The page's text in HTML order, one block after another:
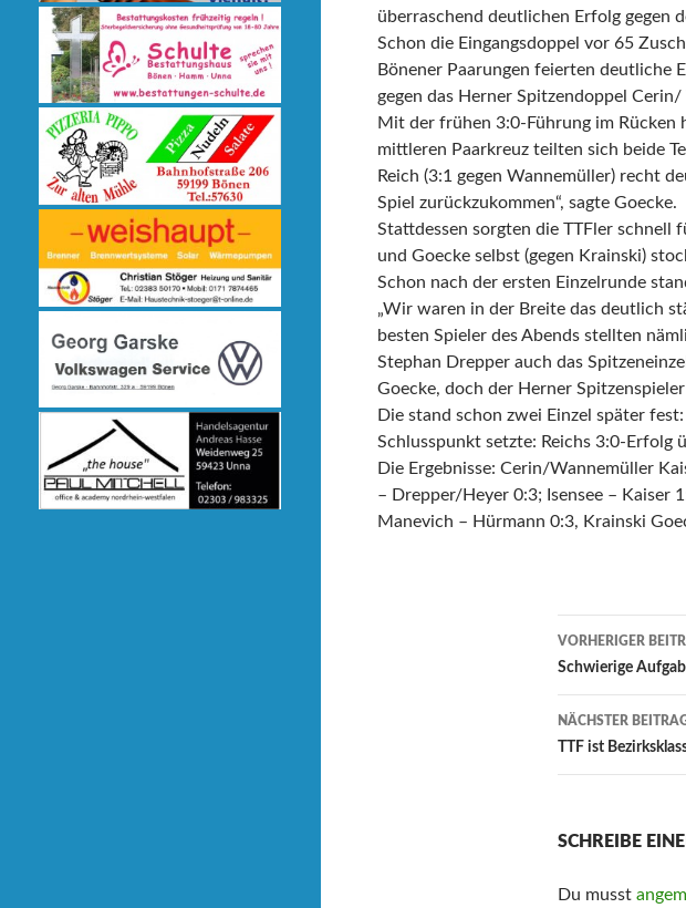
überraschend deutlichen Erfolg gegen
Schon die Eingangsdoppel vor 65
Bönener Paarungen feierten deutliche
gegen das Herner Spitzendoppel
Mit der frühen 3:0-Führung im Rücken
mittleren Paarkreuz teilten sich beide
Reich (3:1 gegen Wannemüller) recht
Spiel zurückzukommen“, sagte Goecke.
Stattdessen sorgten die TTFler schnell
und Goecke selbst (gegen Krainski)
Schon nach der ersten Einzelrunde
„Wir waren in der Breite das deutlich
besten Spieler des Abends stellten
Stephan Drepper auch das
Goecke, doch der Herner
Die stand schon zwei Einzel später
Schlusspunkt setzte: Reichs 3:0-Erfolg
Die Ergebnisse: Cerin/Wannemüller
– Drepper/Heyer 0:3; Isensee – Kaiser
Manevich – Hürmann 0:3, Krainski
Beitrags-
VORHERIGER
Schwierige
NÄCHSTER
TTF ist
SCHREIBE
Du musst